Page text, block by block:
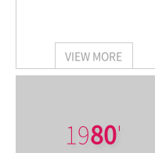
VIEW MORE
1980'